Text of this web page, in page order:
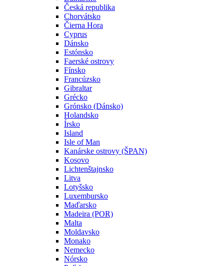
Česká republika
Chorvátsko
Čierna Hora
Cyprus
Dánsko
Estónsko
Faerské ostrovy
Fínsko
Francúzsko
Gibraltar
Grécko
Grónsko (Dánsko)
Holandsko
Írsko
Island
Isle of Man
Kanárske ostrovy (ŠPAN)
Kosovo
Lichtenštajnsko
Litva
Lotyšsko
Luxembursko
Maďarsko
Madeira (POR)
Malta
Moldavsko
Monako
Nemecko
Nórsko